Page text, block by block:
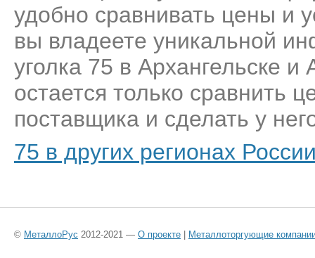
удобно сравнивать цены и
вы владеете уникальной
уголка 75 в Архангельске
остается только сравнить
поставщика и сделать у
75 в других регионах
© МеталлоРус 2012-2021 — О проекте Металлоторгующие